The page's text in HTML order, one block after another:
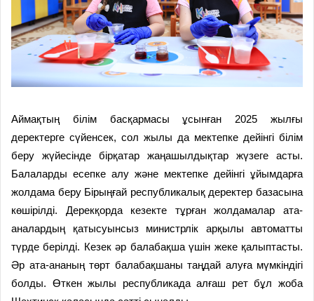
Аймақтың білім басқармасы ұсынған 2025 жылғы
деректерге сүйенсек, сол жылы да мектепке дейінгі білім
беру жүйесінде бірқатар жаңашылдықтар жүзеге асты.
Балаларды есепке алу және мектепке дейінгі ұйымдарға
жолдама беру Бірыңғай республикалық деректер базасына
көшірілді. Дерекқорда кезекте тұрған жолдамалар ата-
аналардың қатысуынсыз министрлік арқылы автоматты
түрде берілді. Кезек әр балабақша үшін жеке қалыптасты.
Әр ата-ананың төрт балабақшаны таңдай алуға мүмкіндігі
болды. Өткен жылы республикада алғаш рет бұл жоба